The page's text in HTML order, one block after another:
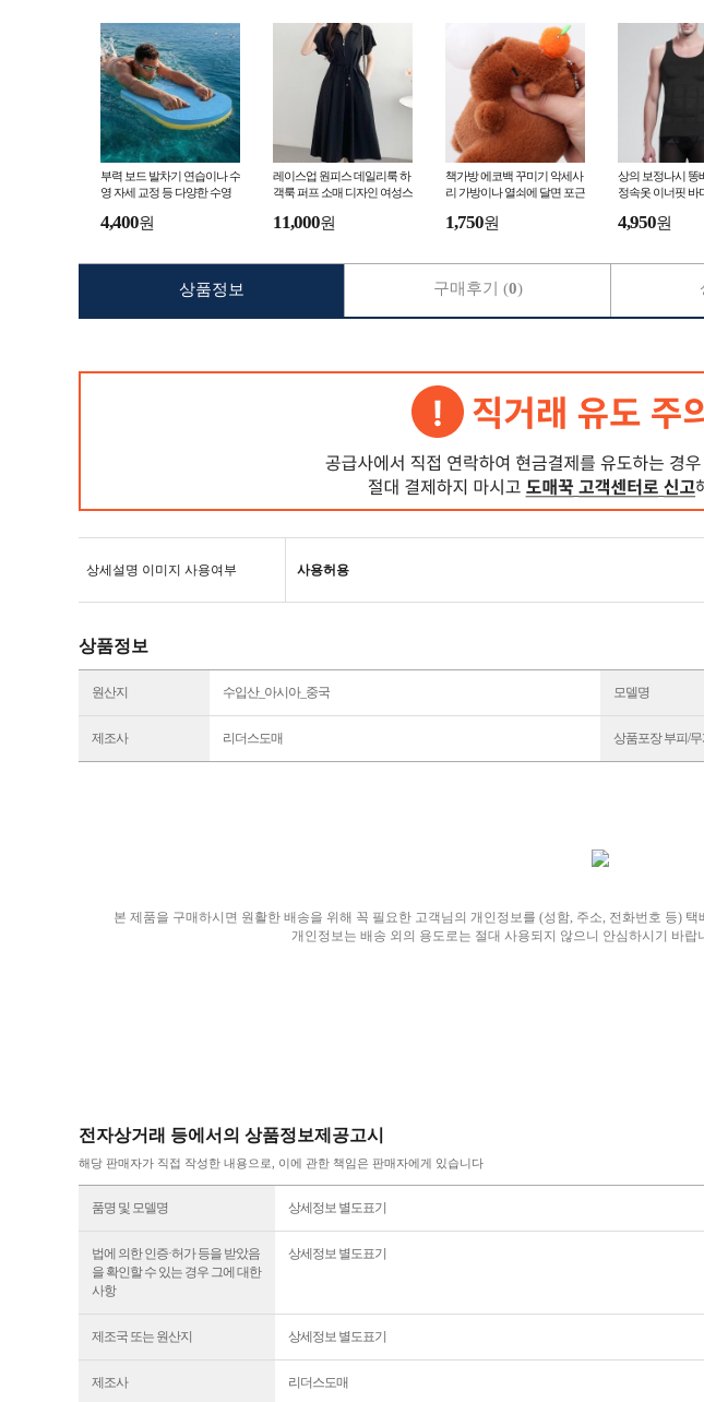
부력 보드 발차기 연습이나 수
영 자세 교정 등 다양한 수영
장비
4,400원
레이스업 원피스 데일리룩 하
객룩 퍼프 소매 디자인 여성스
11,000원
책가방 에코백 꾸미기 악세사
리 가방이나 열쇠에 달면 포근
라 키링
1,750원
상의 보정나시 똥
정속옷 이너핏 바
4,950원
상세설명 이미지 사용여부 사용허용
상품정보
원산지 수입산_아시아_중국 모델명
제조사 리더스도매 상품포장 부피/무
본 제품을 구매하시면 원활한 배송을 위해 꼭 필요한 고객님의 개인정보를 (성함, 주소, 전화번호 등)
개인정보는 배송 외의 용도로는 절대 사용되지 않으니 안심하시기 바랍
전자상거래 등에서의 상품정보제공고시
해당 판매자가 직접 작성한 내용으로, 이에 관한 책임은 판매자에게 있습니다
품명 및 모델명 상세정보 별도표기
법에 의한 인증·허가 등을 받았음
을 확인할 수 있는 경우 그에 대한
사항
상세정보 별도표기
제조국 또는 원산지 상세정보 별도표기
제조사 리더스도매
상품정보 구매후기 (0)